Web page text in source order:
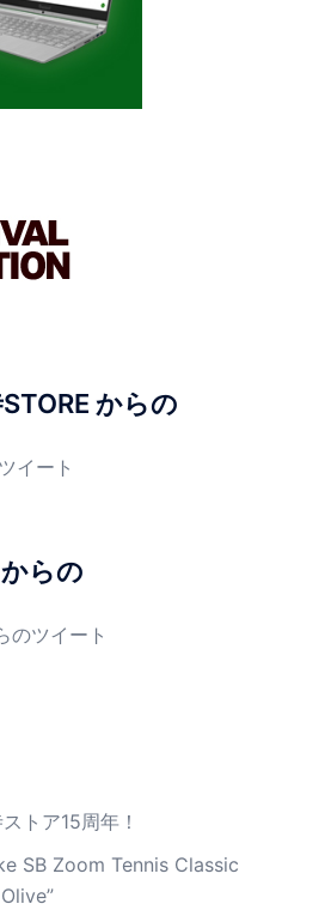
からの
イート
らの
のツイート
トア15周年！
SB Zoom Tennis Classic